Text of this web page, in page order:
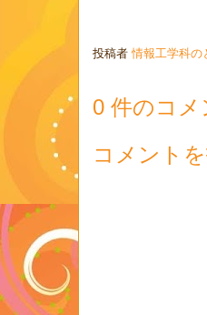
投稿者情報工学科の
0 件のコメ
コメント